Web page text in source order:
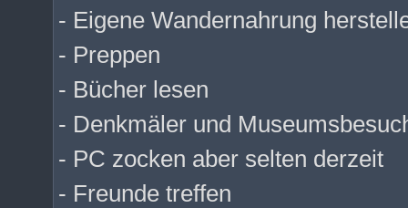
- Eigene Wandernahrung
- Preppen
- Bücher lesen
- Denkmäler und
- PC zocken aber selten derzeit
- Freunde treffen